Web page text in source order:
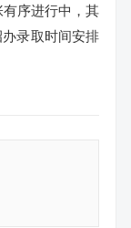
序进行中，其
录取时间安排